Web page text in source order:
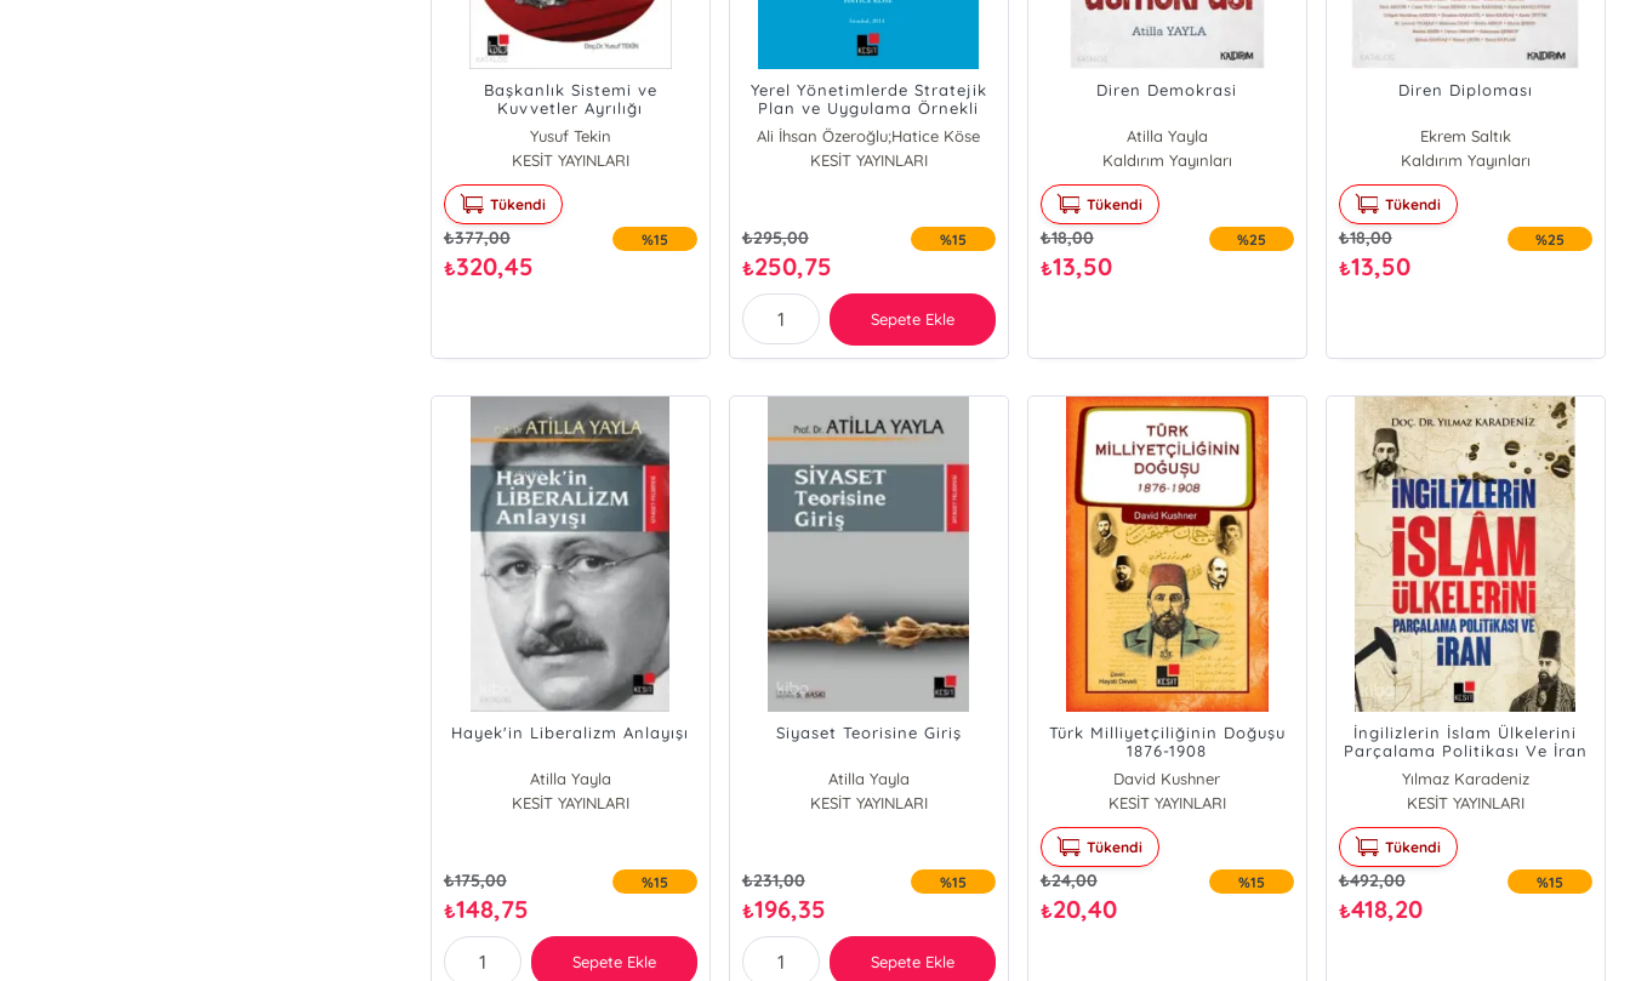
Başkanlık Sistemi ve
Kuvvetler Ayrılığı
Tartışmaları
Yusuf Tekin
KESİT YAYINLARI
Tükendi
₺377,00
₺320,45
%15
Yerel Yönetimlerde Stratejik
Plan ve Uygulama Örnekli
Performans Esaslı Bütçe
Ali İhsan Özeroğlu;Hatice Köse
Ali İhsan Özeroğlu
KESİT YAYINLARI
₺295,00
₺250,75
%15
Sepete Ekle
Diren Demokrasi
Atilla Yayla
Kaldırım Yayınları
Tükendi
₺18,00
₺13,50
%25
Diren Diploması
Ekrem Saltık
Kaldırım Yayınları
Tükendi
₺18,00
₺13,50
%25
Hayek'in Liberalizm Anlayışı
Atilla Yayla
KESİT YAYINLARI
₺175,00
₺148,75
%15
Sepete Ekle
Siyaset Teorisine Giriş
Atilla Yayla
KESİT YAYINLARI
₺231,00
₺196,35
%15
Sepete Ekle
Türk Milliyetçiliğinin Doğuşu
1876-1908
David Kushner
KESİT YAYINLARI
Tükendi
₺24,00
₺20,40
%15
İngilizlerin İslam Ülkelerini
Parçalama Politikası Ve İran
Yılmaz Karadeniz
KESİT YAYINLARI
Tükendi
₺492,00
₺418,20
%15